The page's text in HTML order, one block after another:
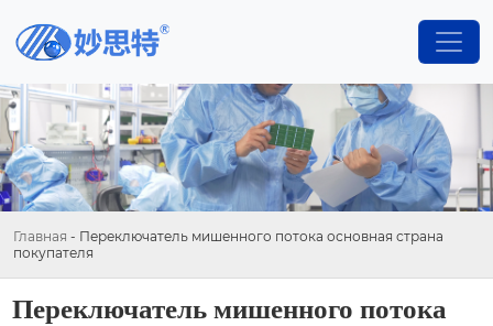
Главная - Переключатель мишенного потока основная страна
покупателя
Переключатель мишенного потока